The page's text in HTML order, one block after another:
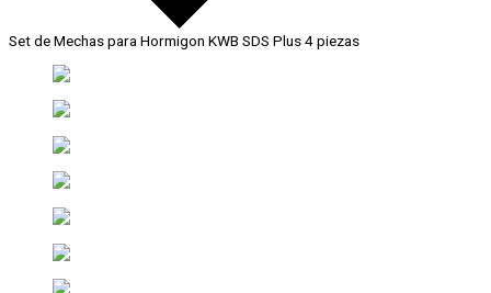
Set de Mechas para Hormigon KWB SDS Plus 4 piezas